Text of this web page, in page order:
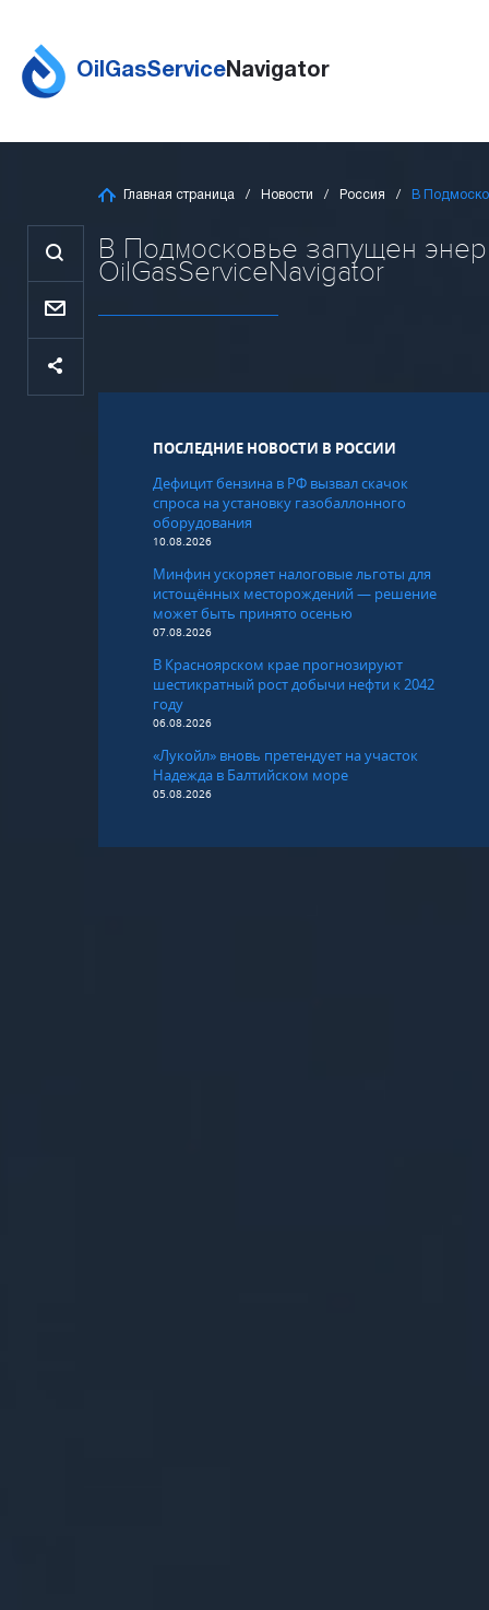
OilGasServiceNavigator
Главная страница Новости Россия В
В Подмосковье запущен
OilGasServiceNavigator
ПОСЛЕДНИЕ НОВОСТИ В РОССИИ
Дефицит бензина в РФ вызвал скачок
спроса на установку газобаллонного
оборудования
10.08.2026
Минфин ускоряет налоговые льготы для
истощённых месторождений — решение
может быть принято осенью
07.08.2026
В Красноярском крае прогнозируют
шестикратный рост добычи нефти к 2042
году
06.08.2026
«Лукойл» вновь претендует на участок
Надежда в Балтийском море
05.08.2026